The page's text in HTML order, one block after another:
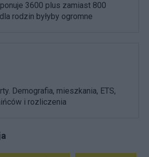
3600 plus zamiast 800
rodzin byłyby ogromne
Demografia, mieszkania, ETS,
i rozliczenia